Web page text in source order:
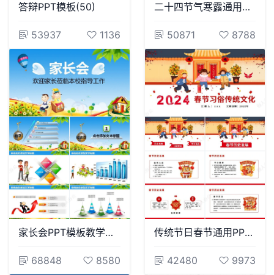
答辩PPT模板(50)
53937 1136
二十四节气寒露通用PPT模板(32)
50871 8788
家长会PPT模板教学课件PPT模板
68848 8580
传统节日春节通用PPT模板(19)
42480 9973